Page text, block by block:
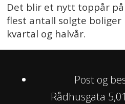
Det blir et nytt toppår
flest antall solgte boliger
kvartal og halvår.
Post og
Rådhusgata